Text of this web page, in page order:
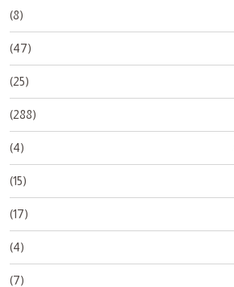
(8)
(47)
(25)
(288)
(4)
(15)
(17)
(4)
(7)